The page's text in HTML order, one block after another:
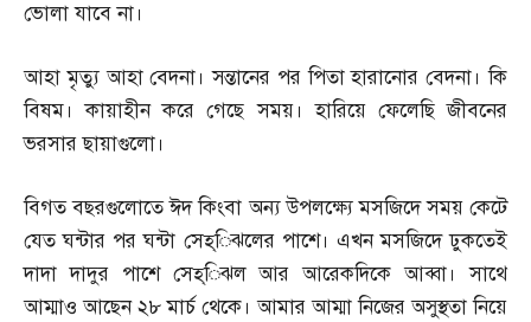
ভোলা যাবে না।
আহা মৃত্যু আহা বেদনা। সন্তানের পর পিতা হারানোর বেদনা। কি
বিষম। কায়াহীন করে গেছে সময়। হারিয়ে ফেলেছি জীবনের
ভরসার ছায়াগুলো।
বিগত বছরগুলোতে ঈদ কিংবা অন্য উপলক্ষ্যে মসজিদে সময় কেটে
যেত ঘন্টার পর ঘন্টা সেহ্‌িঝলের পাশে। এখন মসজিদে ঢুকতেই
দাদা দাদুর পাশে সেহ্‌িঝল আর আরেকদিকে আব্বা। সাথে
আম্মাও আছেন ২৮ মার্চ থেকে। আমার আম্মা নিজের অসুস্থতা নিয়ে